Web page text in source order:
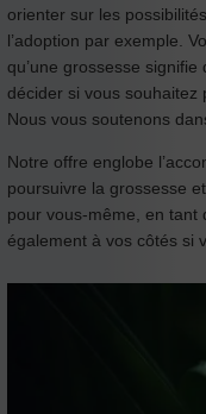
orienter sur les
l’adoption par exemple.
qu’une grossesse
décider si vous
Nous vous soutenons
Notre offre englobe
poursuivre la grossesse
pour vous-même, en tant
également à vos côtés si